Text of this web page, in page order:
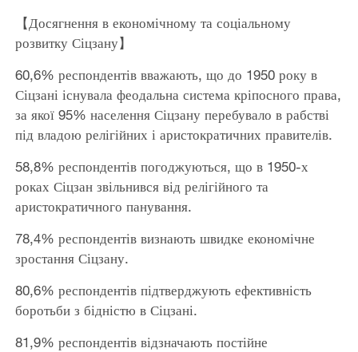
【Досягнення в економічному та соціальному
розвитку Сіцзану】
60,6% респондентів вважають, що до 1950 року в
Сіцзані існувала феодальна система кріпосного права,
за якої 95% населення Сіцзану перебувало в рабстві
під владою релігійних і аристократичних правителів.
58,8% респондентів погоджуються, що в 1950-х
роках Сіцзан звільнився від релігійного та
аристократичного панування.
78,4% респондентів визнають швидке економічне
зростання Сіцзану.
80,6% респондентів підтверджують ефективність
боротьби з бідністю в Сіцзані.
81,9% респондентів відзначають постійне